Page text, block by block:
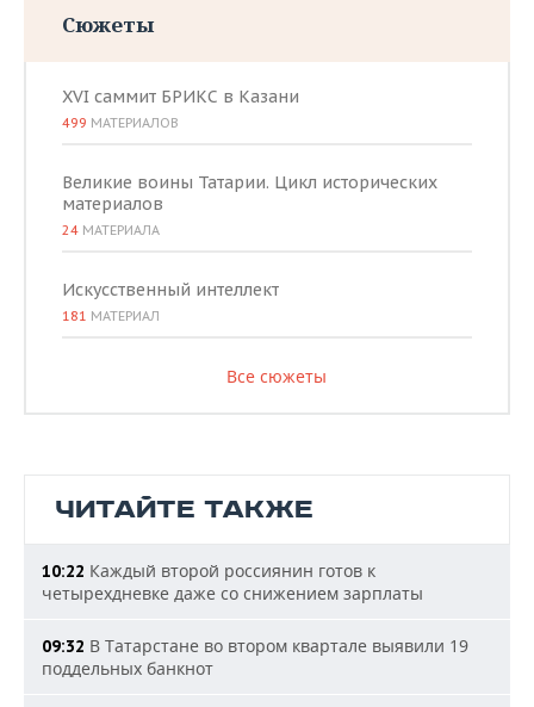
Сюжеты
XVI саммит БРИКС в Казани
499 МАТЕРИАЛОВ
Великие воины Татарии. Цикл исторических
материалов
24 МАТЕРИАЛА
Искусственный интеллект
181 МАТЕРИАЛ
Все сюжеты
ЧИТАЙТЕ ТАКЖЕ
10:22 Каждый второй россиянин готов к
четырехдневке даже со снижением зарплаты
09:32 В Татарстане во втором квартале выявили 19
поддельных банкнот